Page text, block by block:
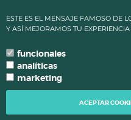
ENVÍO DE PEDIDOS
TUS
language TU IDIOMA
ESTE ES EL MENSAJE FAMOSO DE
Y ASÍ MEJORAMOS TU
funcionales
analíticas
marketing
ACEPTAR